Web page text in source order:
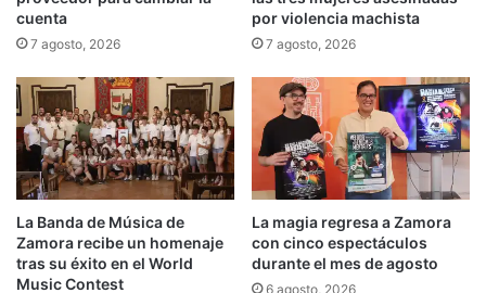
cuenta
7 agosto, 2026
por violencia machista
7 agosto, 2026
La Banda de Música de
Zamora recibe un homenaje
tras su éxito en el World
Music Contest
La magia regresa a Zamora
con cinco espectáculos
durante el mes de agosto
6 agosto, 2026